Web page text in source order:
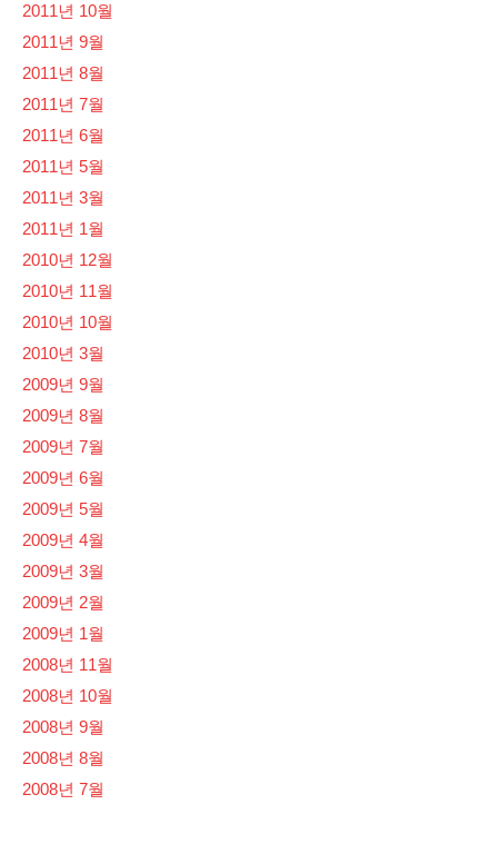
2011년 10월
2011년 9월
2011년 8월
2011년 7월
2011년 6월
2011년 5월
2011년 3월
2011년 1월
2010년 12월
2010년 11월
2010년 10월
2010년 3월
2009년 9월
2009년 8월
2009년 7월
2009년 6월
2009년 5월
2009년 4월
2009년 3월
2009년 2월
2009년 1월
2008년 11월
2008년 10월
2008년 9월
2008년 8월
2008년 7월